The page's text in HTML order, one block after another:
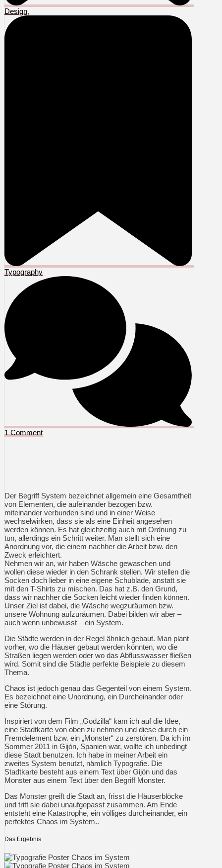
Design,
Typography
1 Comment
Der Begriff System bezeichnet allgemein eine Gesamtheit
von Elementen, die aufeinander bezogen bzw.
miteinander verbunden sind und in einer Weise
wechselwirken, dass sie als eine Einheit angesehen
werden können. Es hat gleichzeitig auch mit Ordnung zu
tun, allerdings ein Schritt weiter. Man stellt sich eine
Anordnung vor, die einem nachher die Arbeit bzw. den
Zweck erleichtert.
Nehmen wir an, wir haben Wäsche gewaschen und
wollen diese wieder in den Schrank stellen. Wir stellen die
Socken doch lieber in eine eigene Schublade, anstatt sie
mit den T-Shirts zu mischen. Das hat z.B. den Grund,
dass wir nachher die Socken leicht wieder finden können.
Unser Ziel ist dabei, die Wäsche wegzuräumen bzw.
unsere Wohnung aufzuräumen. Dabei bilden wir aber –
auch wenn unbewusst – ein System.
Die Städte werden in der Regel ähnlich gebaut. Man plant
vorher, wo die Häuser gebaut werden könnten, wo die
Straßen liegen werden oder wo das Abflusswasser fließen
wird. Somit sind die Städte perfekte Beispiele zu diesem
Thema.
Chaos ist jedoch genau das Gegenteil von einem System.
Es bezeichnet eine Unordnung, ein Durcheinander oder
eine Störung.
Inspiriert von dem Film „Godzilla“ kam ich auf die Idee,
eine Stadtkarte von oben zu nehmen und diese durch ein
Fremdelement bzw. ein „Monster“ zu zerstören. Da ich im
Sommer 2011 in Gijón, Spanien war, wollte ich unbedingt
diese Stadt benutzen. Ich habe in meiner Arbeit ein
zweites System benutzt, nämlich Typografie. Die
Stadtkarte besteht aus einem Text über Gijón und das
Monster aus einem Text über den Begriff Monster.
Das Monster greift die Stadt an, frisst die Häuserblöcke
und tritt sie dabei unaufgepasst zusammen. Am Ende
entsteht eine Katastrophe, ein völliges durcheinander, ein
perfektes Chaos im System..
Das Ergebnis